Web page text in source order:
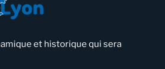
et historique qui sera